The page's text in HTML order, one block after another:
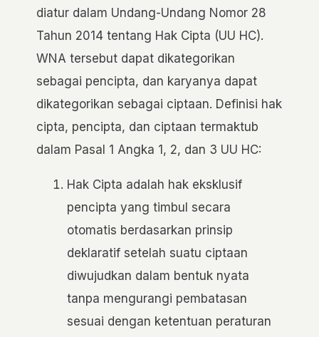
diatur dalam Undang-Undang Nomor 28
Tahun 2014 tentang Hak Cipta (UU HC).
WNA tersebut dapat dikategorikan
sebagai pencipta, dan karyanya dapat
dikategorikan sebagai ciptaan. Definisi hak
cipta, pencipta, dan ciptaan termaktub
dalam Pasal 1 Angka 1, 2, dan 3 UU HC:
Hak Cipta adalah hak eksklusif
pencipta yang timbul secara
otomatis berdasarkan prinsip
deklaratif setelah suatu ciptaan
diwujudkan dalam bentuk nyata
tanpa mengurangi pembatasan
sesuai dengan ketentuan peraturan